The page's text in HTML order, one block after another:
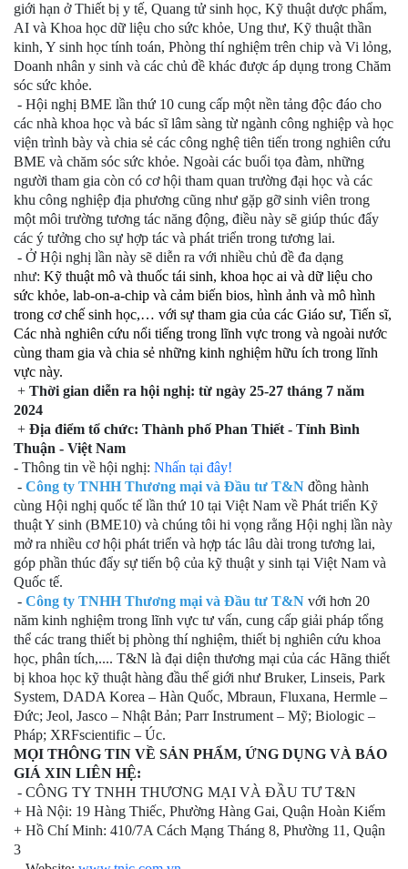
giới hạn ở Thiết bị y tế, Quang tử sinh học, Kỹ thuật dược phẩm,
AI và Khoa học dữ liệu cho sức khỏe, Ung thư, Kỹ thuật thần
kinh, Y sinh học tính toán, Phòng thí nghiệm trên chip và Vi lỏng,
Doanh nhân y sinh và các chủ đề khác được áp dụng trong Chăm
sóc sức khỏe.
- Hội nghị BME lần thứ 10 cung cấp một nền tảng độc đáo cho
các nhà khoa học và bác sĩ lâm sàng từ ngành công nghiệp và học
viện trình bày và chia sẻ các công nghệ tiên tiến trong nghiên cứu
BME và chăm sóc sức khỏe. Ngoài các buổi tọa đàm, những
người tham gia còn có cơ hội tham quan trường đại học và các
khu công nghiệp địa phương cũng như gặp gỡ sinh viên trong
một môi trường tương tác năng động, điều này sẽ giúp thúc đẩy
các ý tưởng cho sự hợp tác và phát triển trong tương lai.
- Ở Hội nghị lần này sẽ diễn ra với nhiều chủ đề đa dạng
như: Kỹ thuật mô và thuốc tái sinh, khoa học ai và dữ liệu cho
sức khỏe, lab-on-a-chip và cảm biến bios, hình ảnh và mô hình
trong cơ chế sinh học,… với sự tham gia của các Giáo sư, Tiến sĩ,
Các nhà nghiên cứu nổi tiếng trong lĩnh vực trong và ngoài nước
cùng tham gia và chia sẻ những kinh nghiệm hữu ích trong lĩnh
vực này.
+ Thời gian diễn ra hội nghị: từ ngày 25-27 tháng 7 năm
2024
+ Địa điểm tổ chức: Thành phố Phan Thiết - Tỉnh Bình
Thuận - Việt Nam
- Thông tin về hội nghị: Nhấn tại đây!
- Công ty TNHH Thương mại và Đầu tư T&N đồng hành
cùng Hội nghị quốc tế lần thứ 10 tại Việt Nam về Phát triển Kỹ
thuật Y sinh (BME10) và chúng tôi hi vọng rằng Hội nghị lần này
mở ra nhiều cơ hội phát triển và hợp tác lâu dài trong tương lai,
góp phần thúc đẩy sự tiến bộ của kỹ thuật y sinh tại Việt Nam và
Quốc tế.
- Công ty TNHH Thương mại và Đầu tư T&N với hơn 20
năm kinh nghiệm trong lĩnh vực tư vấn, cung cấp giải pháp tổng
thể các trang thiết bị phòng thí nghiệm, thiết bị nghiên cứu khoa
học, phân tích,.... T&N là đại diện thương mại của các Hãng thiết
bị khoa học kỹ thuật hàng đầu thế giới như Bruker, Linseis, Park
System, DADA Korea – Hàn Quốc, Mbraun, Fluxana, Hermle –
Đức; Jeol, Jasco – Nhật Bản; Parr Instrument – Mỹ; Biologic –
Pháp; XRFscientific – Úc.
MỌI THÔNG TIN VỀ SẢN PHẨM, ỨNG DỤNG VÀ BÁO
GIÁ XIN LIÊN HỆ:
- CÔNG TY TNHH THƯƠNG MẠI VÀ ĐẦU TƯ T&N
+ Hà Nội: 19 Hàng Thiếc, Phường Hàng Gai, Quận Hoàn Kiếm
+ Hồ Chí Minh: 410/7A Cách Mạng Tháng 8, Phường 11, Quận
3